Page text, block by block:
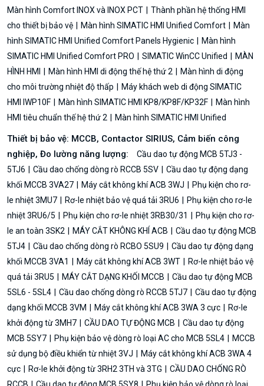
Màn hình Comfort INOX và INOX PCT
Thành phần hệ thống HMI
cho thiết bị bảo vệ
Màn hình SIMATIC HMI Unified Comfort
Màn
hình SIMATIC HMI Unified Comfort Panels Hygienic
Màn hình
SIMATIC HMI Unified Comfort PRO
SIMATIC WinCC Unified
MÀN
HÌNH HMI
Màn hình HMI di động thế hệ thứ 2
Màn hình di động
cho môi trường nhiệt độ thấp
Máy khách web di động SIMATIC
HMI IWP10F
Màn hình SIMATIC HMI KP8/KP8F/KP32F
Màn hình
HMI tiêu chuẩn thế hệ thứ 2
Màn hình SIMATIC HMI Unified
Thiết bị bảo vệ: MCCB, Contactor SIRIUS, Cảm biến công
nghiệp, Đo lường năng lượng:
Cầu dao tự động MCB 5TJ3 -
5TJ6
Cầu dao chống dòng rò RCCB 5SV
Cầu dao tự động dạng
khối MCCB 3VA27
Máy cắt không khí ACB 3WJ
Phụ kiện cho rơ-
le nhiệt 3MU7
Rơ-le nhiệt bảo vệ quá tải 3RU6
Phụ kiện cho rơ-le
nhiệt 3RU6/5
Phụ kiện cho rơ-le nhiệt 3RB30/31
Phụ kiện cho rơ-
le an toàn 3SK2
MÁY CẮT KHÔNG KHÍ ACB
Cầu dao tự động MCB
5TJ4
Cầu dao chống dòng rò RCBO 5SU9
Cầu dao tự động dạng
khối MCCB 3VA1
Máy cắt không khí ACB 3WT
Rơ-le nhiệt bảo vệ
quá tải 3RU5
MÁY CẮT DẠNG KHỐI MCCB
Cầu dao tự động MCB
5SL6 - 5SL4
Cầu dao chống dòng rò RCCB 5TJ7
Cầu dao tự động
dạng khối MCCB 3VM
Máy cắt không khí ACB 3WA 3 cực
Rơ-le
khởi động từ 3MH7
CẦU DAO TỰ ĐỘNG MCB
Cầu dao tự động
MCB 5SY7
Phụ kiện bảo vệ dòng rò loại AC cho MCB 5SL4
MCCB
sử dụng bộ điều khiển từ nhiệt 3VJ
Máy cắt không khí ACB 3WA 4
cực
Rơ-le khởi động từ 3RH2 3TH và 3TG
CẦU DAO CHỐNG RÒ
RCCB
Cầu dao tự động MCB 5SY8 Phụ kiện bảo vệ dòng rò loại